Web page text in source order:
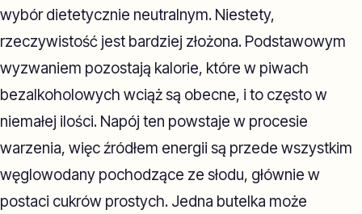
wybór dietetycznie neutralnym. Niestety,
rzeczywistość jest bardziej złożona. Podstawowym
wyzwaniem pozostają kalorie, które w piwach
bezalkoholowych wciąż są obecne, i to często w
niemałej ilości. Napój ten powstaje w procesie
warzenia, więc źródłem energii są przede wszystkim
węglowodany pochodzące ze słodu, głównie w
postaci cukrów prostych. Jedna butelka może